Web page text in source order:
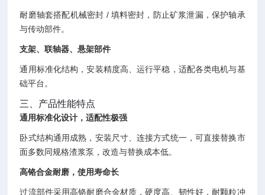
耐磨轴套搭配机械密封 / 填料密封，防止矿浆泄漏，保护轴承
与传动部件。
支架、联轴器、悬架部件
通用标准化结构，安装精度高、运行平稳，适配各类电机与基
础平台。
三、产品性能特点
通用标准化设计，适配性极强
卧式结构通用成熟，安装尺寸、连接方式统一，可直接替换市
面多数同规格渣浆泵，改造与替换成本低。
高铬合金耐磨，使用寿命长
过流部件采用高铬耐磨合金材质，硬度高、韧性好，耐颗粒冲